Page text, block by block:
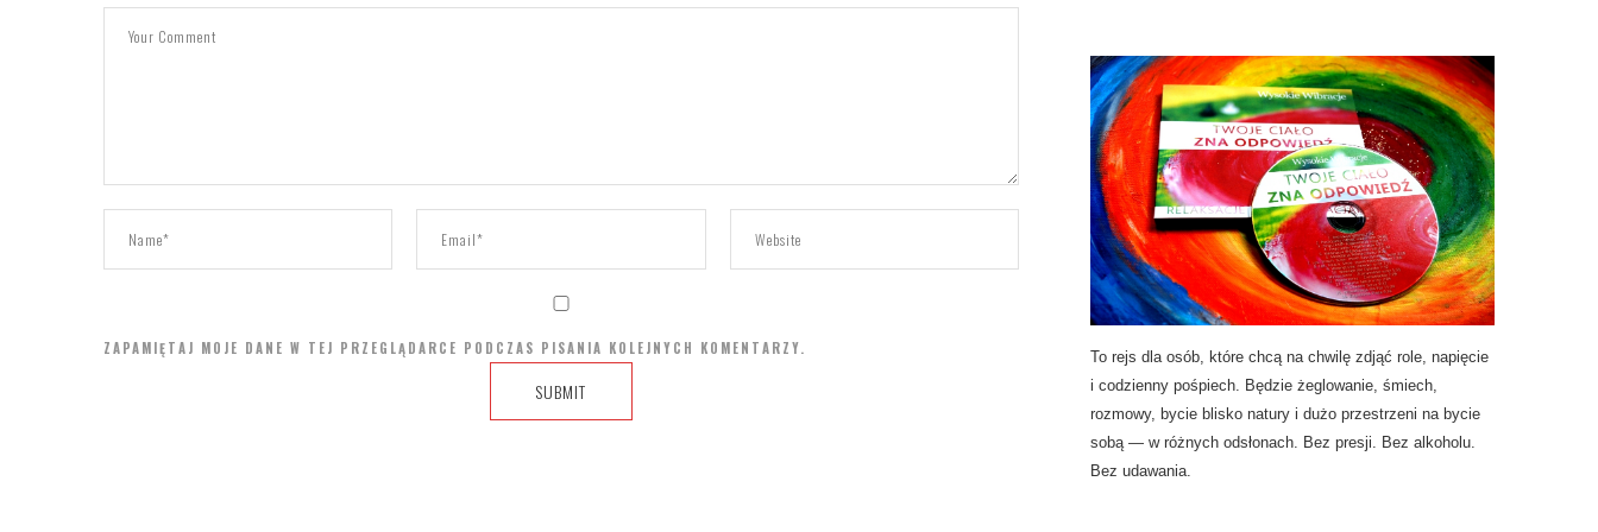
ZAPAMIĘTAJ MOJE DANE W TEJ PRZEGLĄDARCE PODCZAS PISANIA KOLEJNYCH KOMENTARZY.
To rejs dla osób, które chcą na chwilę zdjąć role, napięcie
i codzienny pośpiech. Będzie żeglowanie, śmiech,
rozmowy, bycie blisko natury i dużo przestrzeni na bycie
sobą — w różnych odsłonach. Bez presji. Bez alkoholu.
Bez udawania.